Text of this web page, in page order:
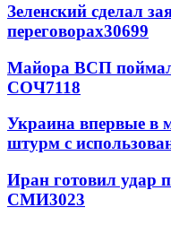
Зеленский сделал
переговорах30699
Майора ВСП
СОЧ7118
Украина впервые в
штурм с
Иран готовил удар
СМИ3023